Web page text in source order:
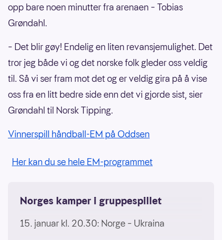
opp bare noen minutter fra arenaen – Tobias
Grøndahl.
– Det blir gøy! Endelig en liten revansjemulighet. Det
tror jeg både vi og det norske folk gleder oss veldig
til. Så vi ser fram mot det og er veldig gira på å vise
oss fra en litt bedre side enn det vi gjorde sist, sier
Grøndahl til Norsk Tipping.
Vinnerspill håndball-EM på Oddsen
Her kan du se hele EM-programmet
Norges kamper i gruppespillet
15. januar kl. 20.30: Norge – Ukraina